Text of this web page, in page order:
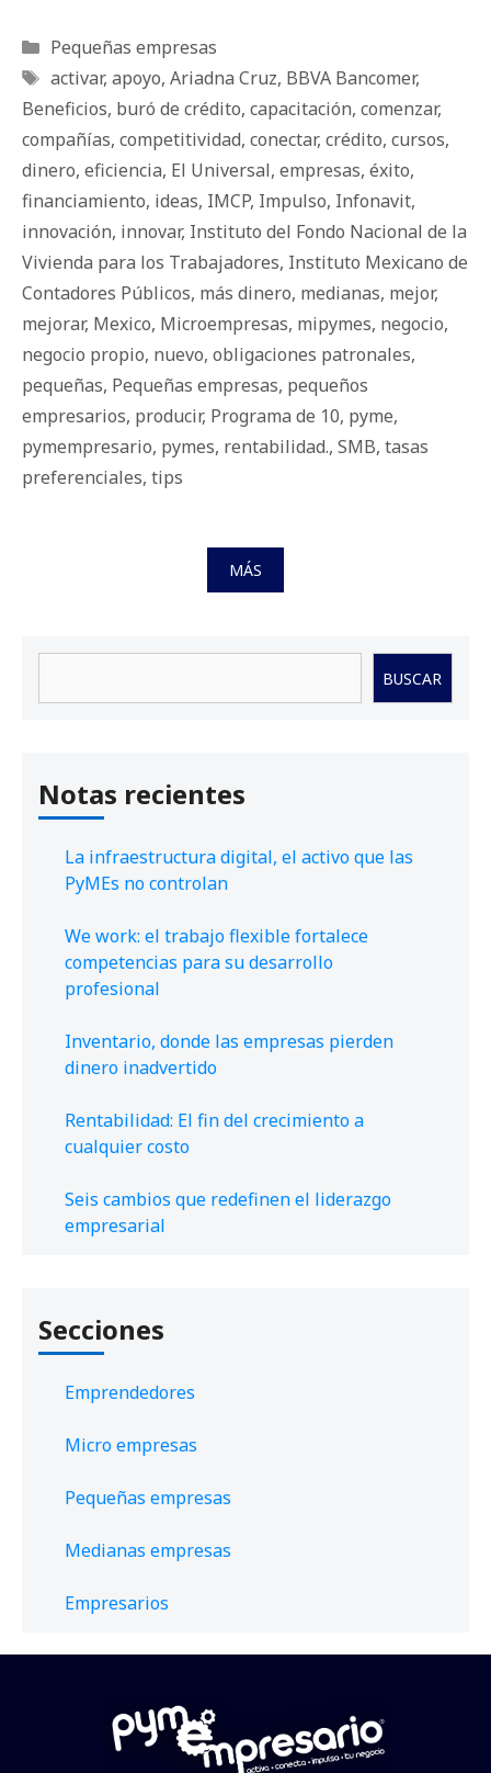
Categorías
Pequeñas empresas
Etiquetas
activar, apoyo, Ariadna Cruz, BBVA Bancomer,
Beneficios, buró de crédito, capacitación, comenzar,
compañías, competitividad, conectar, crédito, cursos,
dinero, eficiencia, El Universal, empresas, éxito,
financiamiento, ideas, IMCP, Impulso, Infonavit,
innovación, innovar, Instituto del Fondo Nacional de la
Vivienda para los Trabajadores, Instituto Mexicano de
Contadores Públicos, más dinero, medianas, mejor,
mejorar, Mexico, Microempresas, mipymes, negocio,
negocio propio, nuevo, obligaciones patronales,
pequeñas, Pequeñas empresas, pequeños
empresarios, producir, Programa de 10, pyme,
pymempresario, pymes, rentabilidad., SMB, tasas
preferenciales, tips
MÁS
BUSCAR
Notas recientes
La infraestructura digital, el activo que las
PyMEs no controlan
We work: el trabajo flexible fortalece
competencias para su desarrollo
profesional
Inventario, donde las empresas pierden
dinero inadvertido
Rentabilidad: El fin del crecimiento a
cualquier costo
Seis cambios que redefinen el liderazgo
empresarial
Secciones
Emprendedores
Micro empresas
Pequeñas empresas
Medianas empresas
Empresarios